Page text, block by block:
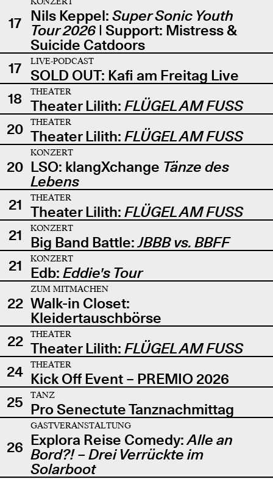
17 Nils Keppel: Super Sonic Youth
Tour 2026| Support: Mistress &
Suicide Catdoors
17
LIVE-PODCAST
SOLD OUT: Kafi am Freitag Live
18
THEATER
Theater Lilith: FLÜGEL AM FUSS
20
THEATER
Theater Lilith: FLÜGEL AM FUSS
20
KONZERT
LSO: klangXchange Tänze des
Lebens
21
THEATER
Theater Lilith: FLÜGEL AM FUSS
21
KONZERT
Big Band Battle:JBBB vs. BBFF
21
KONZERT
Edb: Eddie's Tour
22
ZUM MITMACHEN
Walk-in Closet:
Kleidertauschbörse
22
THEATER
Theater Lilith: FLÜGEL AM FUSS
24
THEATER
Kick Off Event – PREMIO 2026
25
TANZ
Pro Senectute Tanznachmittag
26
GASTVERANSTALTUNG
Explora Reise Comedy:Alle an
Bord?! – Drei Verrückte im
Solarboot